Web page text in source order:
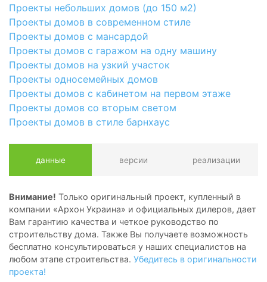
Проекты небольших домов (до 150 м2)
Проекты домов в современном стиле
Проекты домов с мансардой
Проекты домов с гаражом на одну машину
Проекты домов на узкий участок
Проекты односемейных домов
Проекты домов с кабинетом на первом этаже
Проекты домов со вторым светом
Проекты домов в стиле барнхаус
данные версии реализации
Внимание! Только оригинальный проект, купленный в
компании «Архон Украина» и официальных дилеров, дает
Вам гарантию качества и четкое руководство по
строительству дома. Также Вы получаете возможность
бесплатно консультироваться у наших специалистов на
любом этапе строительства. Убедитесь в оригинальности
проекта!